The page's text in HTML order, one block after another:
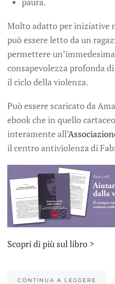
Molto adatto per iniziative
può essere letto da un
permettere
consapevolezza profonda
il ciclo della violenza.
Può essere scaricato da
ebook che in quello
interamente all’
il centro antiviolenza di
Scopri di più sul libro >
CONTINUA A LEGGERE